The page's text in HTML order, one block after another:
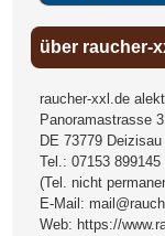
über raucher-
raucher-xxl.de
Panoramastrasse
DE 73779 Deizisau
Tel.:07153 899145
(Tel. nicht
E-Mail:
Web: https://